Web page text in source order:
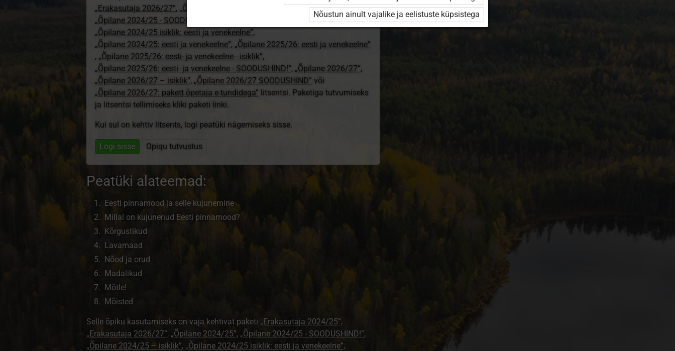
„Erakasutaja 2026/27”, „Õpilane 2024/25”
„Õpilane 2024/25 - SOODUSHIND!”
„Õpilane 2024/25 – isiklik”,
„Õpilane 2024/25 isiklik: eesti ja venekeelne”,
„Õpilane 2024/25: eesti ja venekeelne”, „Õpilane 2025/26: eesti ja venekeelne”
, „Õpilane 2025/26: eesti- ja venekeelne - isiklik”,
„Õpilane 2025/26: eesti- ja venekeelne - SOODUSHIND!”, „Õpilane 2026/27”,
„Õpilane 2026/27 – isiklik”, „Õpilane 2026/27 SOODUSHIND” või
„Õpilane 2026/27: pakett õpetaja e-tundidega” litsentsi. Paketiga tutvumiseks
ja litsentsi tellimiseks kliki paketi linki.
Kui sul on kehtiv litsents, logi peatüki nägemiseks sisse.
Logi sisse Opiqu tutvustus
Peatüki alateemad:
Eesti pinnamood ja selle kujunemine
Millal on kujunenud Eesti pinnamood?
Kõrgustikud
Lavamaad
Nõod ja orud
Madalikud
Mõtle!
Mõisted
Selle õpiku kasutamiseks on vaja kehtivat paketi „Erakasutaja 2024/25”,
„Erakasutaja 2026/27”, „Õpilane 2024/25”, „Õpilane 2024/25 - SOODUSHIND!”,
„Õpilane 2024/25 – isiklik”, „Õpilane 2024/25 isiklik: eesti ja venekeelne”,
Nõustun ainult vajalike ja eelistuste küpsistega